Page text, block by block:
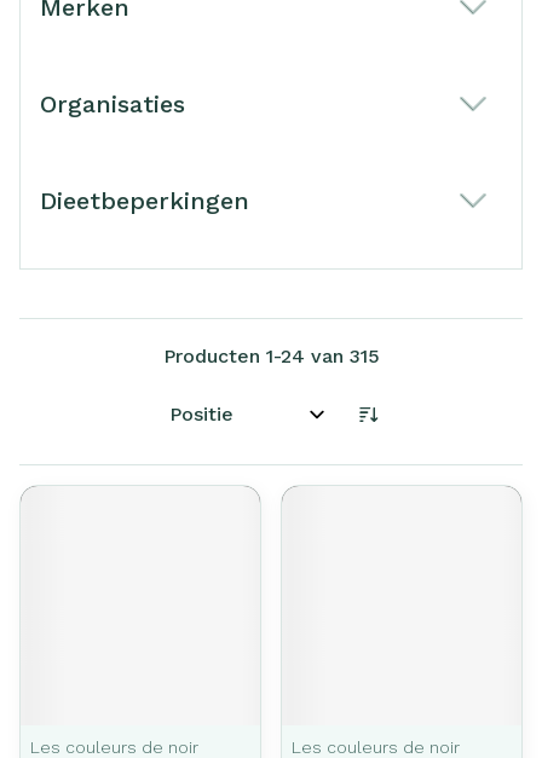
Merken
Organisaties
Dieetbeperkingen
Producten 1-24 van 315
Sorteer op:
Les couleurs de noir
Les couleurs de noir